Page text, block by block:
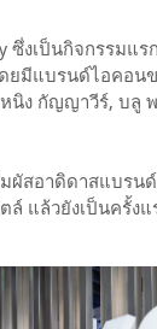
ซึ่งเป็นกิจกรรมแ
ยมีแบรนด์ไอคอ
ง กัญญาวีร์, บลู
ผัสอาดิดาสแบรน
แล้วยังเป็นครั้ง